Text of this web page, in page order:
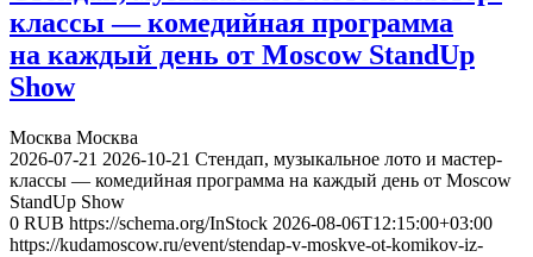
классы — комедийная программа
на каждый день от Moscow StandUp
Show
Москва Москва
2026-07-21 2026-10-21 Стендап, музыкальное лото и мастер-
классы — комедийная программа на каждый день от Moscow
StandUp Show
0 RUB https://schema.org/InStock 2026-08-06T12:15:00+03:00
https://kudamoscow.ru/event/stendap-v-moskve-ot-komikov-iz-